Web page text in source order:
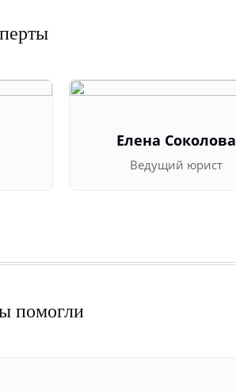
Елена Соколова
Ведущий юрист
помогли